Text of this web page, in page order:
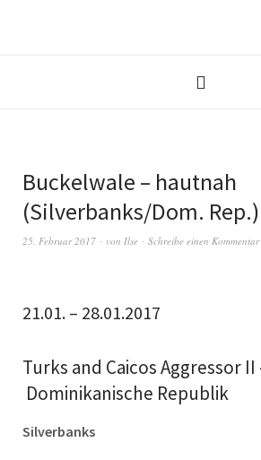
Buckelwale – hautnah
(Silverbanks/Dom. Rep.)
25. Februar 2017 von Ilse Schreibe einen Kommentar
21.01. – 28.01.2017
Turks and Caicos Aggressor
Dominikanische Republik
Silverbanks